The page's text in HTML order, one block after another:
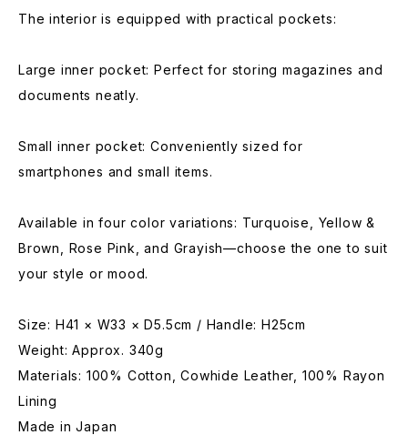
The interior is equipped with practical pockets:
Large inner pocket: Perfect for storing magazines and
documents neatly.
Small inner pocket: Conveniently sized for
smartphones and small items.
Available in four color variations: Turquoise, Yellow &
Brown, Rose Pink, and Grayish—choose the one to suit
your style or mood.
Size: H41 × W33 × D5.5cm / Handle: H25cm
Weight: Approx. 340g
Materials: 100% Cotton, Cowhide Leather, 100% Rayon
Lining
Made in Japan